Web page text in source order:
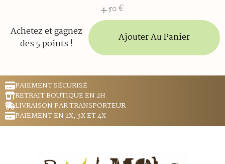
4.50 €
Achetez et gagnez
des 5 points !
Ajouter Au Panier
PAIEMENT SÉCURISÉ
RETRAIT BOUTIQUE EN 2H
LIVRAISON PAR TRANSPORTEUR
PAIEMENT EN 2X, 3X ET 4X